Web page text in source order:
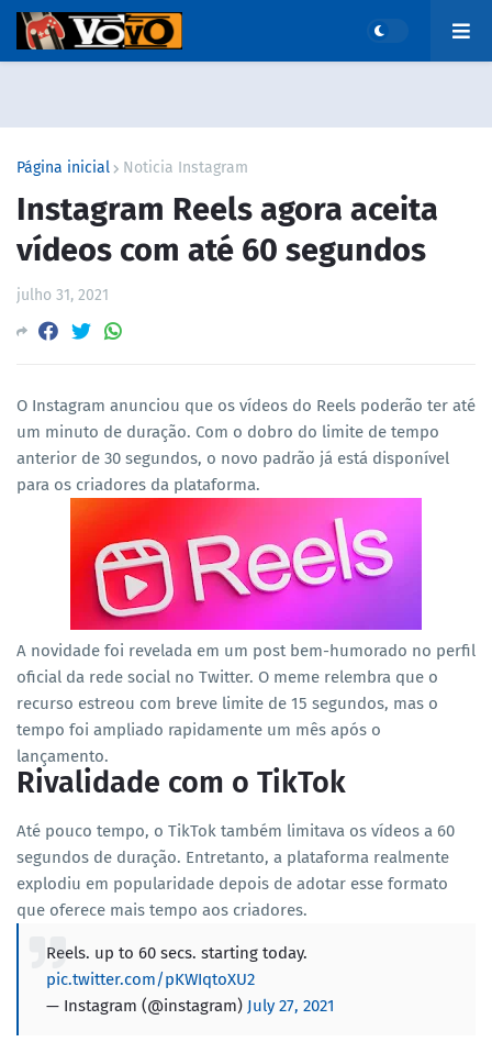
Página inicial Noticia Instagram
Instagram Reels agora aceita
vídeos com até 60 segundos
julho 31, 2021
O Instagram anunciou que os vídeos do Reels poderão ter até
um minuto de duração. Com o dobro do limite de tempo
anterior de 30 segundos, o novo padrão já está disponível
para os criadores da plataforma.
A novidade foi revelada em um post bem-humorado no perfil
oficial da rede social no Twitter. O meme relembra que o
recurso estreou com breve limite de 15 segundos, mas o
tempo foi ampliado rapidamente um mês após o
lançamento.
Rivalidade com o TikTok
Até pouco tempo, o TikTok também limitava os vídeos a 60
segundos de duração. Entretanto, a plataforma realmente
explodiu em popularidade depois de adotar esse formato
que oferece mais tempo aos criadores.
Reels. up to 60 secs. starting today.
pic.twitter.com/pKWIqtoXU2
— Instagram (@instagram) July 27, 2021